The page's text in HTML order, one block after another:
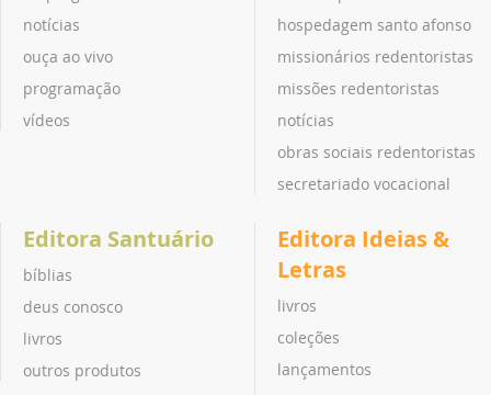
notícias
ouça ao vivo
programação
vídeos
hospedagem santo afonso
missionários redentoristas
missões redentoristas
notícias
obras sociais redentoristas
secretariado vocacional
Editora Santuário
bíblias
deus conosco
livros
outros produtos
Editora Ideias &
Letras
livros
coleções
lançamentos